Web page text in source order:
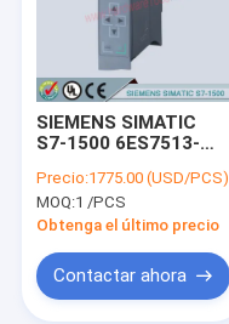
SIEMENS SIMATIC
S7-1500 6ES7513-
6ES75131AL000AB0
Precio:1775.00 (USD/PCS)
MOQ:1 /PCS
Obtenga el último precio
Contactar ahora